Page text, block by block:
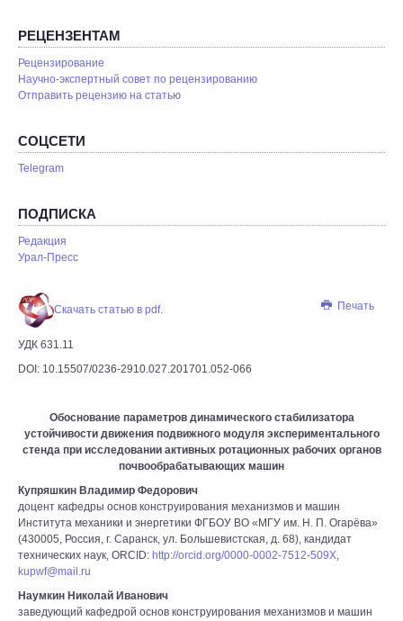
РЕЦЕНЗЕНТАМ
Рецензирование
Научно-экспертный совет по рецензированию
Отправить рецензию на статью
СОЦСЕТИ
Telegram
ПОДПИСКА
Редакция
Урал-Пресс
Печать
Скачать статью в pdf.
УДК 631.11
DOI: 10.15507/0236-2910.027.201701.052-066
Обоснование параметров динамического стабилизатора
устойчивости движения подвижного модуля экспериментального
стенда при исследовании активных ротационных рабочих органов
почвообрабатывающих машин
Купряшкин Владимир Федорович
доцент кафедры основ конструирования механизмов и машин
Института механики и энергетики ФГБОУ ВО «МГУ им. Н. П. Огарёва»
(430005, Россия, г. Саранск, ул. Большевистская, д. 68), кандидат
технических наук, ORCID: http://orcid.org/0000-0002-7512-509X,
kupwf@mail.ru
Наумкин Николай Иванович
заведующий кафедрой основ конструирования механизмов и машин